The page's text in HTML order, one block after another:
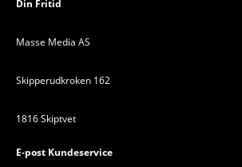
Din Fritid
Masse Media AS
Skipperudkroken 162
1816 Skiptvet
E-post Kundeservice